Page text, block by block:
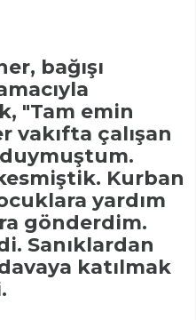
bağışı
"Tam emin
vakıfta çalışan
Kurban
yardım
gönderdim.
Sanıklardan
katılmak